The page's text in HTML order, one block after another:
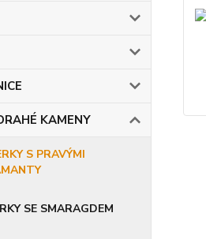
KAMENY
S PRAVÝMI
SE SMARAGDEM